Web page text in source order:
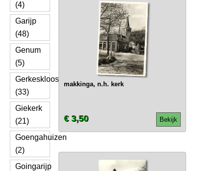
(4)
Garijp
(48)
Genum
(5)
Gerkesklooster
(33)
Giekerk
(21)
Goengahuizen
(2)
Goingarijp
makkinga, n.h. kerk
Bekijk
€ 3,50